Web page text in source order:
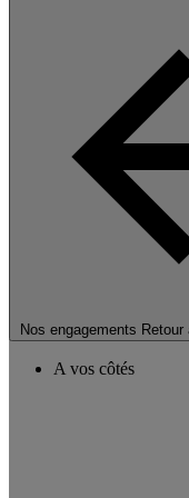
Nos engagements
A vos côtés